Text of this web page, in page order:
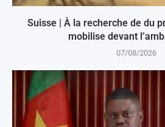
Suisse | À la recherche de du
mobilise devant
07/08/2026